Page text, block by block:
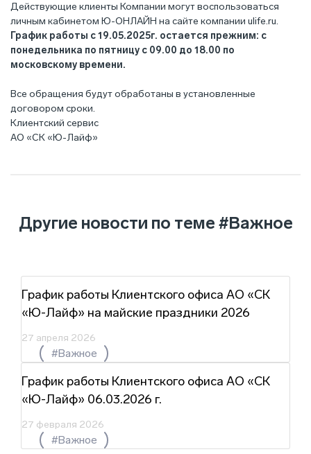
Действующие клиенты Компании могут воспользоваться
личным кабинетом Ю-ОНЛАЙН на сайте компании ulife.ru.
График работы с 19.05.2025г. остается прежним: с
понедельника по пятницу с 09.00 до 18.00 по
московскому времени.
Все обращения будут обработаны в установленные
договором сроки.
Клиентский сервис
АО «СК «Ю-Лайф»
Другие новости по теме #Важное
График работы Клиентского офиса АО «СК
«Ю-Лайф» на майские праздники 2026
27 апреля 2026
#Важное
График работы Клиентского офиса АО «СК
«Ю-Лайф» 06.03.2026 г.
27 февраля 2026
#Важное